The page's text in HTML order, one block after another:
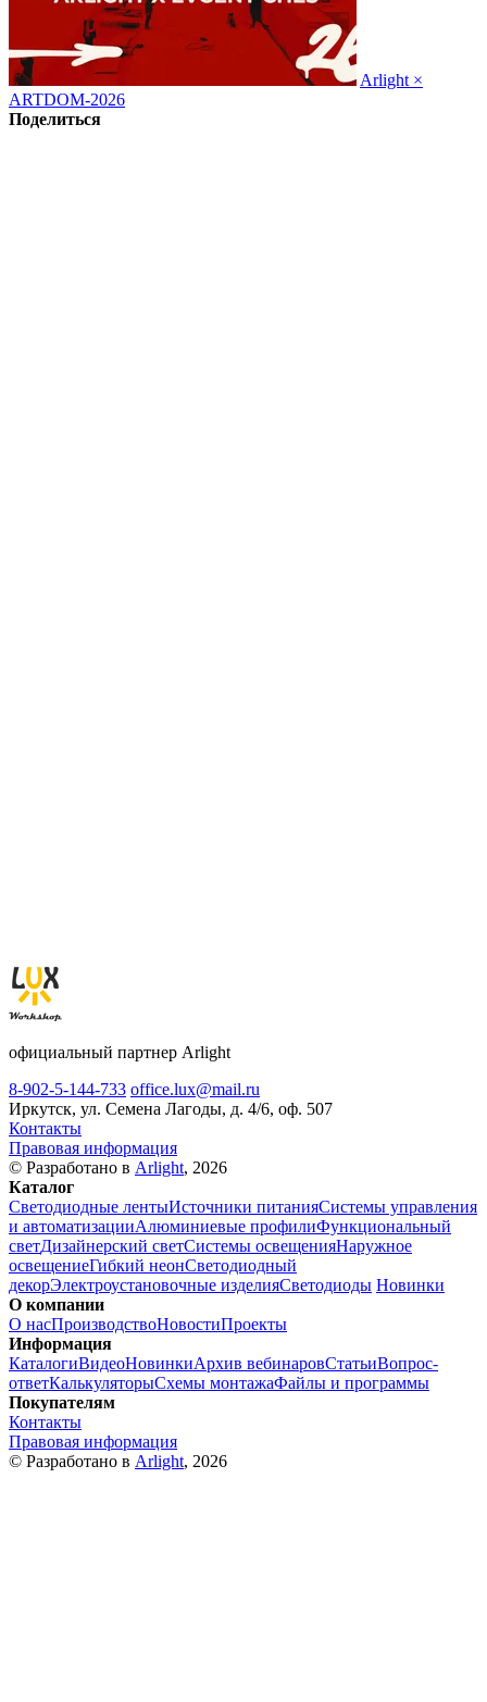
Arlight ×
ARTDOM-2026
Поделиться
официальный партнер Arlight
8-902-5-144-733 office.lux@mail.ru
Иркутск, ул. Семена Лагоды, д. 4/6, оф. 507
Контакты
Правовая информация
© Разработано в Arlight, 2026
Каталог
Светодиодные лентыИсточники питанияСистемы управления
и автоматизацииАлюминиевые профилиФункциональный
светДизайнерский светСистемы освещенияНаружное
освещениеГибкий неонСветодиодный
декорЭлектроустановочные изделияСветодиоды Новинки
О компании
О насПроизводствоНовостиПроекты
Информация
КаталогиВидеоНовинкиАрхив вебинаровСтатьиВопрос-
ответКалькуляторыСхемы монтажаФайлы и программы
Покупателям
Контакты
Правовая информация
© Разработано в Arlight, 2026